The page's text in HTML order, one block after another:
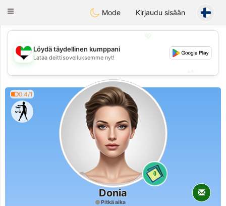
Emirates Chat
Toggle
Mode Kirjaudu sisään
💖
💕
Löydä täydellinen kumppani
Lataa deittisovelluksemme nyt!
0.4/1
0
Donia
Pitkä aika